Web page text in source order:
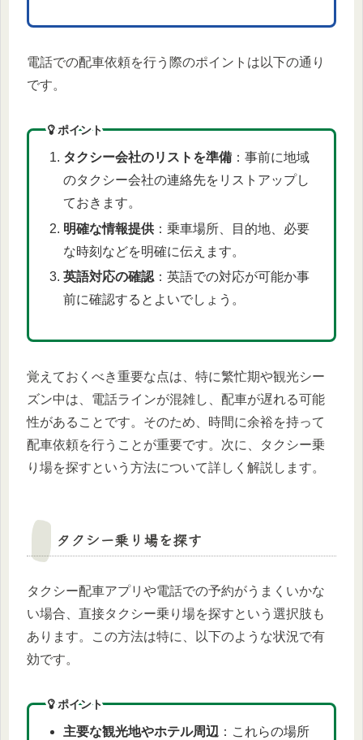
電話での配車依頼を行う際のポイントは以下の通り
です。
ポイント
タクシー会社のリストを準備：事前に地域
のタクシー会社の連絡先をリストアップし
ておきます。
明確な情報提供：乗車場所、目的地、必要
な時刻などを明確に伝えます。
英語対応の確認：英語での対応が可能か事
前に確認するとよいでしょう。
覚えておくべき重要な点は、特に繁忙期や観光シー
ズン中は、電話ラインが混雑し、配車が遅れる可能
性があることです。そのため、時間に余裕を持って
配車依頼を行うことが重要です。次に、タクシー乗
り場を探すという方法について詳しく解説します。
タクシー乗り場を探す
タクシー配車アプリや電話での予約がうまくいかな
い場合、直接タクシー乗り場を探すという選択肢も
あります。この方法は特に、以下のような状況で有
効です。
ポイント
主要な観光地やホテル周辺：これらの場所